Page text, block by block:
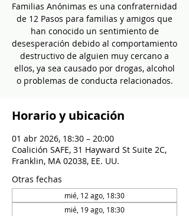
Familias Anónimas es una confraternidad
de 12 Pasos para familias y amigos que
han conocido un sentimiento de
desesperación debido al comportamiento
destructivo de alguien muy cercano a
ellos, ya sea causado por drogas, alcohol
o problemas de conducta relacionados.
Horario y ubicación
01 abr 2026, 18:30 – 20:00
Coalición SAFE, 31 Hayward St Suite 2C,
Franklin, MA 02038, EE. UU.
Otras fechas
mié, 12 ago, 18:30
mié, 19 ago, 18:30